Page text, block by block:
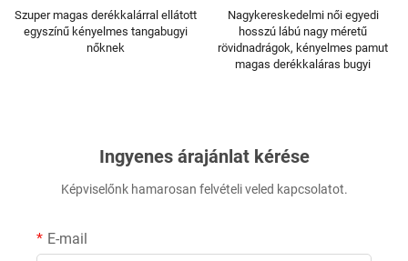
ellátott
tangabugyi
Nagykereskedelmi női egyedi
hosszú lábú nagy méretű
rövidnadrágok, kényelmes pamut
magas derékkaláras bugyi
Kényelmes női
minőségű pamut
és lélegző
Ingyenes árajánlat kérése
Képviselőnk hamarosan felvételi veled kapcsolatot.
E-mail